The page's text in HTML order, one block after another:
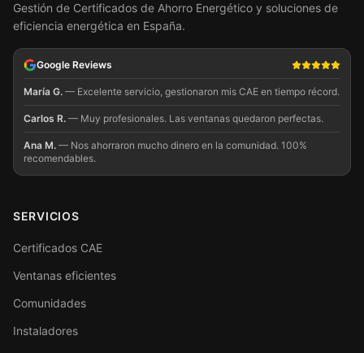
Gestión de Certificados de Ahorro Energético y soluciones de
eficiencia energética en España.
Google Reviews
María G. — Excelente servicio, gestionaron mis CAE en tiempo récord.
Carlos R. — Muy profesionales. Las ventanas quedaron perfectas.
Ana M. — Nos ahorraron mucho dinero en la comunidad. 100%
recomendables.
SERVICIOS
Certificados CAE
Ventanas eficientes
Comunidades
Instaladores